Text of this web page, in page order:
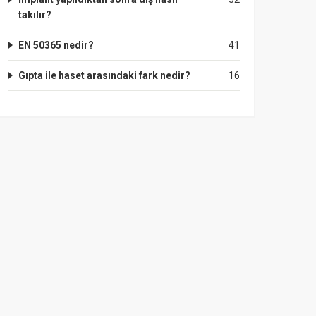
takılır?
41
EN 50365 nedir?
16
Gıpta ile haset arasındaki fark nedir?